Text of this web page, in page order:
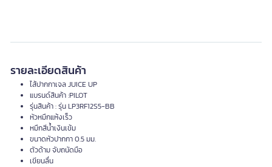
รายละเอียดสินค้า
ไส้ปากกาเจล JUICE UP
แบรนด์สินค้า :PILOT
รุ่นสินค้า : รุ่น LP3RF12S5-BB
หัวหมึกแห้งเร็ว
หมึกสีน้ำเงินเข้ม
ขนาดหัวปากกา 0.5 มม.
ตัวด้าม จับถนัดมือ
เขียนลื่น